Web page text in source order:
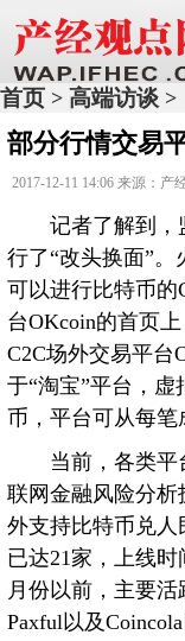
首页 > 高端访谈 >
部分行情交易
2017-12-11 14:06 来源：产
记者了解到，
行了“改头换面”。
可以进行比特币的
台OKcoin的首页
C2C场外交易平台
于“淘宝”平台，
币，平台可从每笔
当前，各类平
联网金融风险分析
外支持比特币兑人
已达21家，上线
月份以前，主要活
Paxful以及